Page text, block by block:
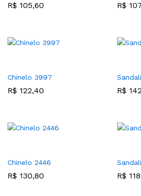
R$ 105,60 R$
Chinelo 3997
R$ 122,40 R$
Chinelo 2446
R$ 130,80 R$